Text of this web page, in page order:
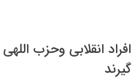
افراد انقلابی وحزب
گیرند